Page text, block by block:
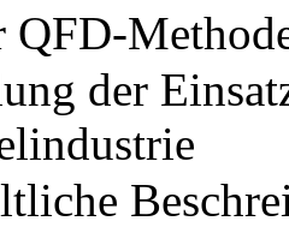
QFD-
der